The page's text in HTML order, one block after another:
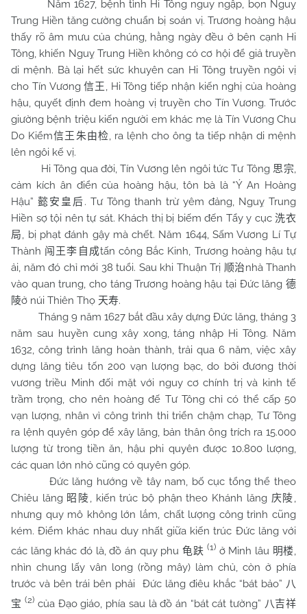
Năm 1627, bệnh tình Hi Tông nguy ngập, bọn Nguỵ
Trung Hiền tăng cường chuẩn bị soán vị. Trương hoàng hậu
thấy rõ âm mưu của chúng, hằng ngày đều ở bên cạnh Hi
Tông, khiến Nguỵ Trung Hiền không có cơ hội để giả truyền
di mệnh. Bà lại hết sức khuyên can Hi Tông truyền ngôi vị
cho Tín Vương信王 , Hi Tông tiếp nhận kiến nghị của hoàng
hậu, quyết định đem hoàng vị truyền cho Tín Vương. Trước
giường bệnh triệu kiến người em khác mẹ là Tín Vương Chu
Do Kiểm信王朱由检, ra lệnh cho ông ta tiếp nhận di mệnh
lên ngôi kế vị.
Hi Tông qua đời, Tín Vương lên ngôi tức Tư Tông 思宗,
cảm kích ân điển của hoàng hậu, tôn bà là “Ý An Hoàng
Hậu” 懿安皇后. Tư Tông thanh trừ yêm đảng, Nguỵ Trung
Hiền sợ tội nên tự sát. Khách thị bị biếm đến Tẩy y cục洗衣
局, bị phạt đánh gậy mà chết. Năm 1644, Sấm Vương Lí Tự
Thành 闯王李自成tấn công Bắc Kinh, Trương hoàng hậu tự
ải, năm đó chỉ mới 38 tuổi. Sau khi Thuận Trị 顺治nhà Thanh
vào quan trung, cho táng Trương hoàng hậu tại Đức lăng 德
陵ở núi Thiên Thọ 天寿.
Tháng 9 năm 1627 bắt đầu xây dựng Đức lăng, tháng 3
năm sau huyền cung xây xong, táng nhập Hi Tông. Năm
1632, công trình lăng hoàn thành, trải qua 6 năm, việc xây
dựng lăng tiêu tốn 200 vạn lượng bạc, do bởi đương thời
vương triều Minh đối mặt với nguy cơ chính trị và kinh tế
trầm trọng, cho nên hoàng đế Tư Tông chỉ có thể cấp 50
vạn lượng, nhân vì công trình thi triển chậm chạp, Tư Tông
ra lệnh quyên góp để xây lăng, bản thân ông trích ra 15.000
lượng từ trong tiền ăn, hậu phi quyên được 10.800 lượng,
các quan lớn nhỏ cũng có quyên góp.
Đức lăng hướng về tây nam, bố cục tổng thể theo
Chiêu lăng 昭陵, kiến trúc bộ phận theo Khánh lăng 庆陵,
nhưng quy mô không lớn lắm, chất lượng công trình cũng
kém. Điểm khác nhau duy nhất giữa kiến trúc Đức lăng với
các lăng khác đó là, đồ án quy phu 龟趺 (1) ở Minh lâu 明楼,
nhìn chung lấy vân long (rồng mây) làm chủ, còn ở phía
trước và bên trái bên phải Đức lăng điêu khắc “bát bảo” 八
宝 (2) của Đạo giáo, phía sau là đồ án “bát cát tường” 八吉祥